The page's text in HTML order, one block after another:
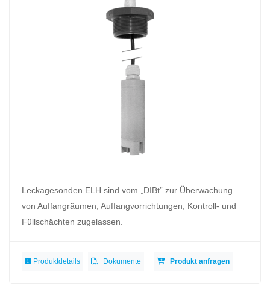
Leckagesonden ELH sind vom „DIBt” zur Überwachung
von Auffangräumen, Auffangvorrichtungen, Kontroll- und
Füllschächten zugelassen.
Produktdetails Dokumente Produkt anfragen